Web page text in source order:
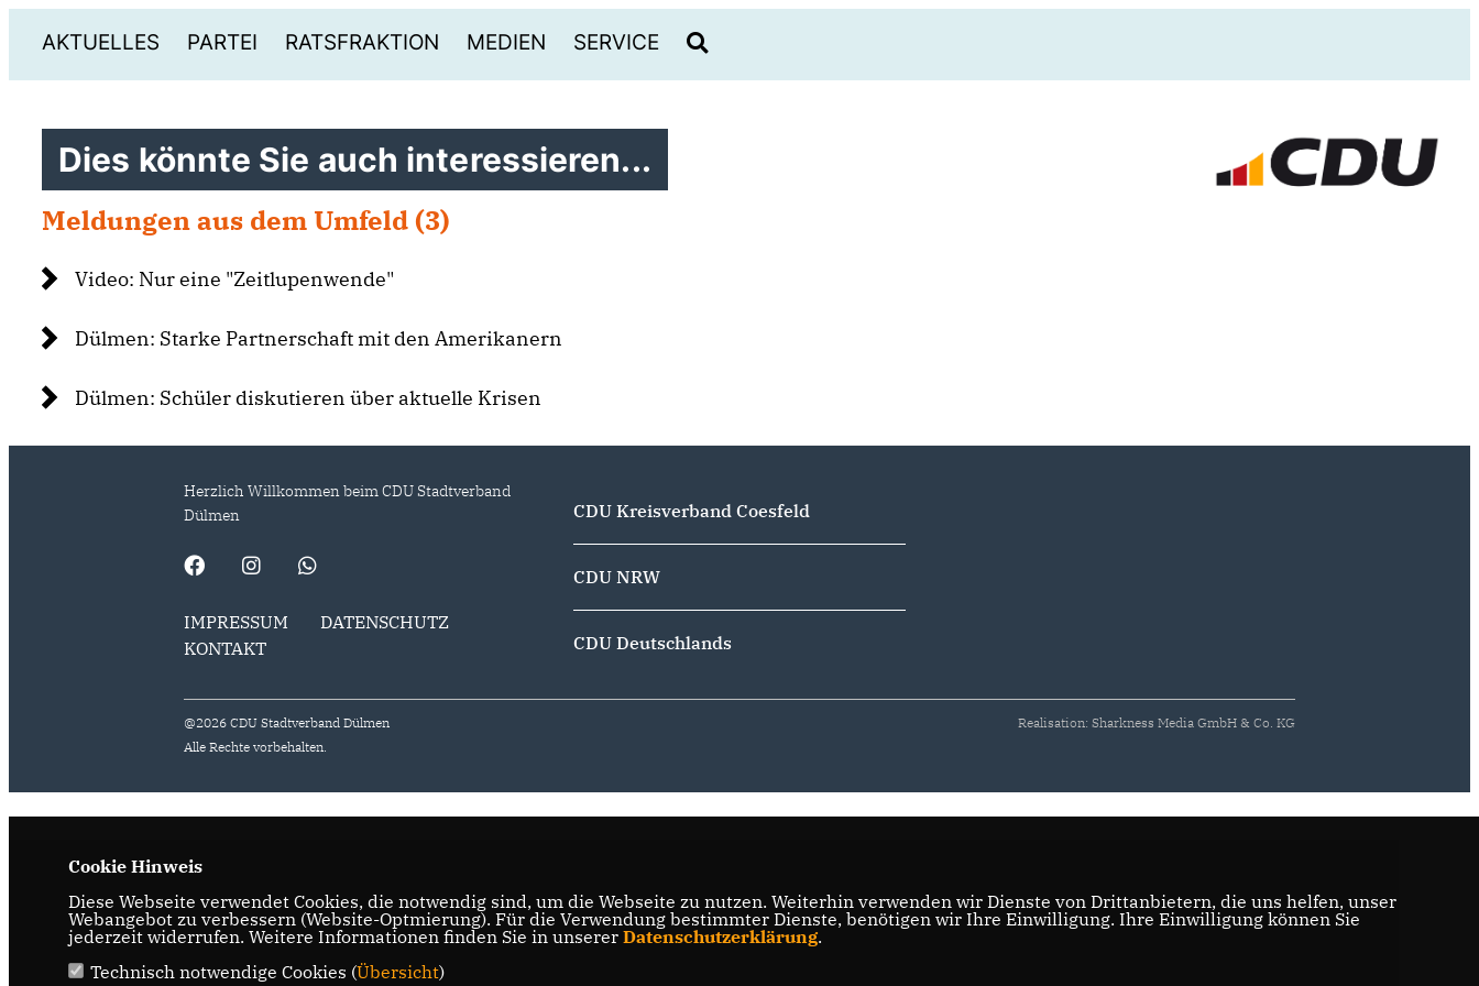
AKTUELLES PARTEI RATSFRAKTION MEDIEN SERVICE
Dies könnte Sie auch interessieren...
Meldungen aus dem Umfeld (3)
Video: Nur eine "Zeitlupenwende"
Dülmen: Starke Partnerschaft mit den Amerikanern
Dülmen: Schüler diskutieren über aktuelle Krisen
Herzlich Willkommen beim CDU Stadtverband
Dülmen
IMPRESSUM
DATENSCHUTZ
KONTAKT
CDU Kreisverband Coesfeld
CDU NRW
CDU Deutschlands
@2026 CDU Stadtverband Dülmen
Alle Rechte vorbehalten.
Realisation: Sharkness Media GmbH & Co. KG
Cookie Hinweis
Diese Webseite verwendet Cookies, die notwendig sind, um die Webseite zu nutzen. Weiterhin verwenden wir Dienste von Drittanbietern, die uns helfen, unser
Webangebot zu verbessern (Website-Optmierung). Für die Verwendung bestimmter Dienste, benötigen wir Ihre Einwilligung. Ihre Einwilligung können Sie
jederzeit widerrufen. Weitere Informationen finden Sie in unserer Datenschutzerklärung.
Technisch notwendige Cookies (Übersicht)